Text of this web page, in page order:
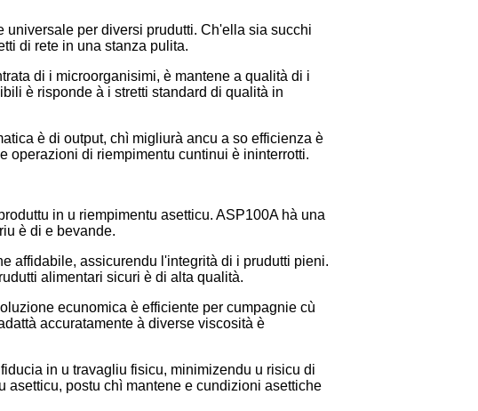
per diversi prudutti. Ch'ella sia succhi
di rete in una stanza pulita.
di i microorganisimi, è mantene a qualità di i
è risponde à i stretti standard di qualità in
è di output, chì migliurà ancu a so efficienza è
operazioni di riempimentu cuntinui è ininterrotti.
in u riempimentu asetticu. ASP100A hà una
è di e bevande.
affidabile, assicurendu l'integrità di i prudutti pieni.
alimentari sicuri è di alta qualità.
ecunomica è efficiente per cumpagnie cù
accuratamente à diverse viscosità è
in u travagliu fisicu, minimizendu u risicu di
asetticu, postu chì mantene e cundizioni asettiche